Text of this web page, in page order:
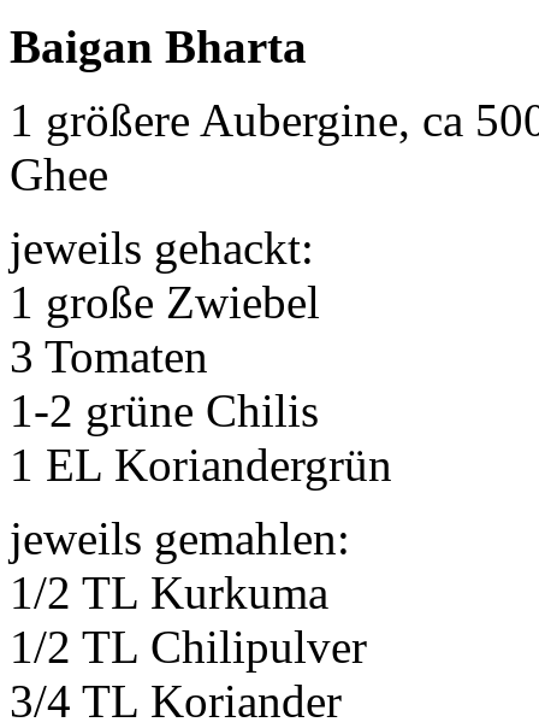
Baigan Bharta
1 größere Aubergine, ca
Ghee
jeweils gehackt:
1 große Zwiebel
3 Tomaten
1-2 grüne Chilis
1 EL Koriandergrün
jeweils gemahlen:
1/2 TL Kurkuma
1/2 TL Chilipulver
3/4 TL Koriander